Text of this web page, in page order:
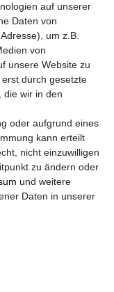
auf unserer
Daten von
um z.B.
von
unsere Website zu
durch gesetzte
die wir in den
oder aufgrund eines
kann erteilt
nicht einzuwilligen
zu ändern oder
und weitere
Daten in unserer